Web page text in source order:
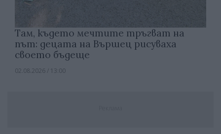
Там, където мечтите тръгват на
път: децата на Вършец рисуваха
своето бъдеще
02.08.2026 / 13:00